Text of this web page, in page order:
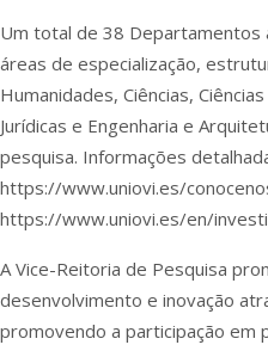
Um total de 38 Departamentos
áreas de especialização,
Humanidades, Ciências,
Jurídicas e Engenharia e
pesquisa. Informações
https://www.uniovi.es/
https://www.uniovi.es/en/
A Vice-Reitoria de Pesquisa
desenvolvimento e inovação
promovendo a participação em